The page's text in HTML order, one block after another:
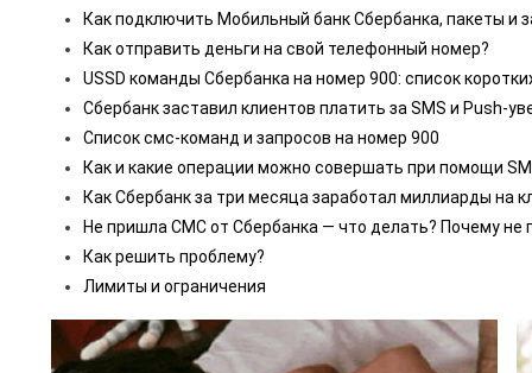
Как подключить Мобильный банк Сбербанка, пакеты и
Как отправить деньги на свой телефонный номер?
USSD команды Сбербанка на номер 900: список
Сбербанк заставил клиентов платить за SMS и Push-
Список смс-команд и запросов на номер 900
Как и какие операции можно совершать при помощи
Как Сбербанк за три месяца заработал миллиарды на
Не пришла СМС от Сбербанка — что делать? Почему не
Как решить проблему?
Лимиты и ограничения